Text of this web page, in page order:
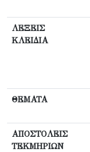
ΛΕΞΕΙΣ
ΚΛΕΙΔΙΑ
ΘΕΜΑΤΑ
ΑΠΟΣΤΟΛΕΙΣ
ΤΕΚΜΗΡΙΩΝ